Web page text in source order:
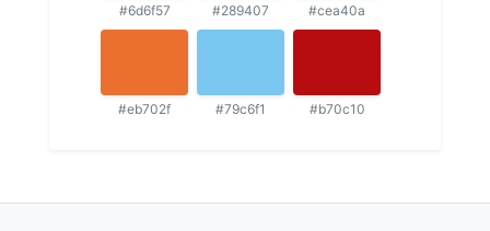
#6d6f57 #289407 #cea40a
#eb702f #79c6f1 #b70c10